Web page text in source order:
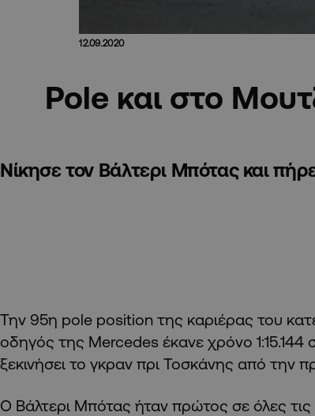
12.09.2020
Pole και στο
Νίκησε τον Βάλτερι Μπότας και
Την 95η pole position της καριέρας του
οδηγός της Mercedes έκανε χρόνο 1:15.144
ξεκινήσει το γκραν πρι Τοσκάνης από την
Ο Βάλτερι Μπότας ήταν πρώτος σε όλες